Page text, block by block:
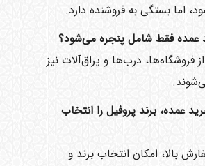
اما بستگی به فروشنده دارد.
عمده فقط شامل پنجره می‌شود؟
فروشگاه‌ها، درب‌ها و یراق‌آلات نیز
عمده، برند پروفیل را انتخاب
بالا، امکان انتخاب برند و